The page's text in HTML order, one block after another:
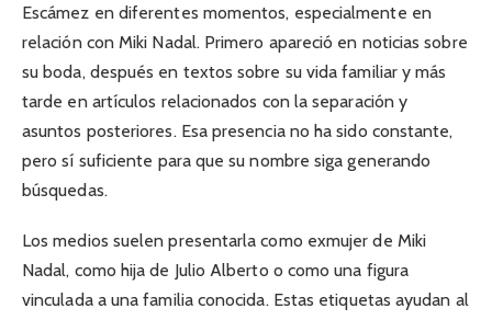
Escámez en diferentes momentos, especialmente en
relación con Miki Nadal. Primero apareció en noticias sobre
su boda, después en textos sobre su vida familiar y más
tarde en artículos relacionados con la separación y
asuntos posteriores. Esa presencia no ha sido constante,
pero sí suficiente para que su nombre siga generando
búsquedas.
Los medios suelen presentarla como exmujer de Miki
Nadal, como hija de Julio Alberto o como una figura
vinculada a una familia conocida. Estas etiquetas ayudan al